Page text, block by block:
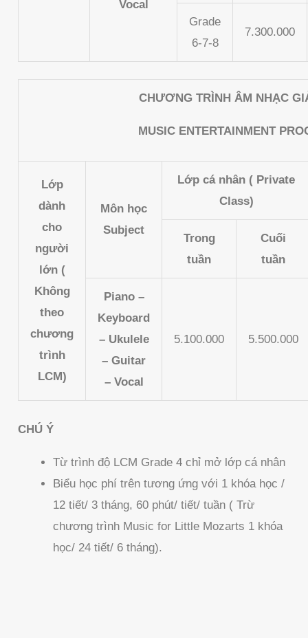
Vocal
Grade
6-7-8
7.300.000
CHƯƠNG TRÌNH ÂM NHẠC
MUSIC ENTERTAINMENT
Lớp
dành
cho
người
lớn (
Không
theo
chương
trình
LCM)
Môn học
Subject
Lớp cá nhân ( Private
Class)
Trong
tuần
Cuối
tuần
Piano –
Keyboard
– Ukulele
– Guitar
– Vocal
5.100.000 5.500.000
CHÚ Ý
Từ trình độ LCM Grade 4 chỉ mở lớp cá nhân
Biểu học phí trên tương ứng với 1 khóa học /
12 tiết/ 3 tháng, 60 phút/ tiết/ tuần ( Trừ
chương trình Music for Little Mozarts 1 khóa
học/ 24 tiết/ 6 tháng).